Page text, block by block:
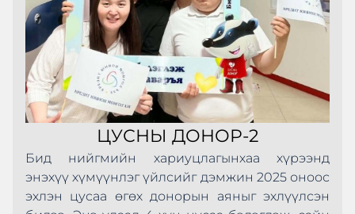
ЦУСНЫ ДОНОР-2
Бид нийгмийн хариуцлагынхаа хүрээнд
энэхүү хүмүүнлэг үйлсийг дэмжин 2025 оноос
эхлэн цусаа өгөх донорын аяныг эхлүүлсэн